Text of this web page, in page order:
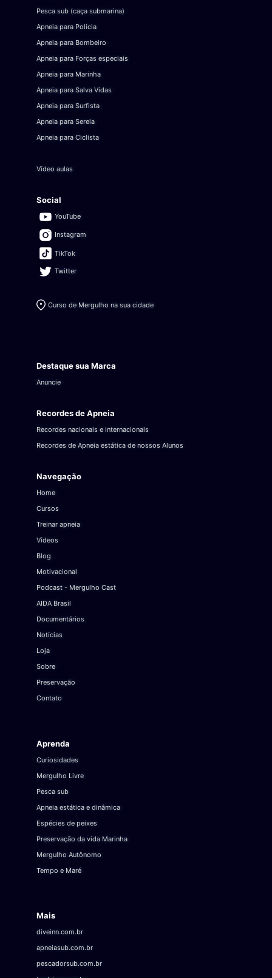
Pesca sub (caça submarina)
Apneia para Polícia
Apneia para Bombeiro
Apneia para Forças especiais
Apneia para Marinha
Apneia para Salva Vidas
Apneia para Surfista
Apneia para Sereia
Apneia para Ciclista
Vídeo aulas
Social
YouTube
Instagram
TikTok
Twitter
Curso de Mergulho na sua cidade
Destaque sua Marca
Anuncie
Recordes de Apneia
Recordes nacionais e internacionais
Recordes de Apneia estática de nossos Alunos
Navegação
Home
Cursos
Treinar apneia
Vídeos
Blog
Motivacional
Podcast - Mergulho Cast
AIDA Brasil
Documentários
Notícias
Loja
Sobre
Preservação
Contato
Aprenda
Curiosidades
Mergulho Livre
Pesca sub
Apneia estática e dinâmica
Espécies de peixes
Preservação da vida Marinha
Mergulho Autônomo
Tempo e Maré
Mais
diveinn.com.br
apneiasub.com.br
pescadorsub.com.br